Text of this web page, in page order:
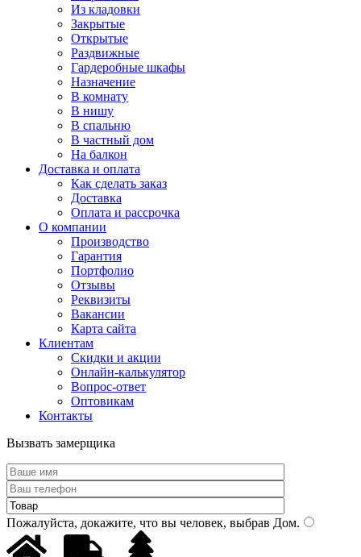
Из кладовки
Закрытые
Открытые
Раздвижные
Гардеробные шкафы
Назначение
В комнату
В нишу
В спальню
В частный дом
На балкон
Доставка и оплата
Как сделать заказ
Доставка
Оплата и рассрочка
О компании
Производство
Гарантия
Портфолио
Отзывы
Реквизиты
Вакансии
Карта сайта
Клиентам
Скидки и акции
Онлайн-калькулятор
Вопрос-ответ
Оптовикам
Контакты
Вызвать замерщика
Пожалуйста, докажите, что вы человек, выбрав Дом.